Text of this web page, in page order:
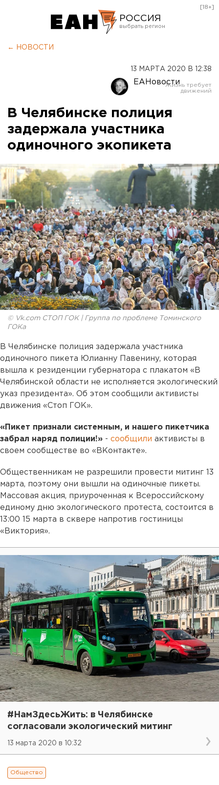
РОССИЯ
Оренбург
[18+]
← НОВОСТИ
13 МАРТА 2020 В 12:38
ЕАНовости
В Челябинске полиция
задержала участника
одиночного экопикета
© Vk.com СТОП ГОК | Группа по проблеме Томинского
ГОКа
В Челябинске полиция задержала участника
одиночного пикета Юлианну Павенину, которая
вышла к резиденции губернатора с плакатом «В
Челябинской области не исполняется экологический
указ президента». Об этом сообщили активисты
движения «Стоп ГОК».
«Пикет признали системным, и нашего пикетчика
забрал наряд полиции!» - сообщили активисты в
своем сообществе во «ВКонтакте».
Общественникам не разрешили провести митинг 13
марта, поэтому они вышли на одиночные пикеты.
Массовая акция, приуроченная к Всероссийскому
единому дню экологического протеста, состоится в
13:00 15 марта в сквере напротив гостиницы
«Виктория».
#НамЗдесьЖить: в Челябинске
согласовали экологический митинг
13 марта 2020 в 10:32
Общество